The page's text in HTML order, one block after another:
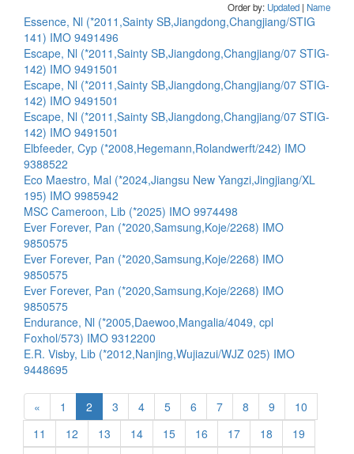
Order by: Updated | Name
Essence, Nl (*2011,Sainty SB,Jiangdong,Changjiang/STIG
141) IMO 9491496
Escape, Nl (*2011,Sainty SB,Jiangdong,Changjiang/07 STIG-
142) IMO 9491501
Escape, Nl (*2011,Sainty SB,Jiangdong,Changjiang/07 STIG-
142) IMO 9491501
Escape, Nl (*2011,Sainty SB,Jiangdong,Changjiang/07 STIG-
142) IMO 9491501
Elbfeeder, Cyp (*2008,Hegemann,Rolandwerft/242) IMO
9388522
Eco Maestro, Mal (*2024,Jiangsu New Yangzi,Jingjiang/XL
195) IMO 9985942
MSC Cameroon, Lib (*2025) IMO 9974498
Ever Forever, Pan (*2020,Samsung,Koje/2268) IMO
9850575
Ever Forever, Pan (*2020,Samsung,Koje/2268) IMO
9850575
Ever Forever, Pan (*2020,Samsung,Koje/2268) IMO
9850575
Endurance, Nl (*2005,Daewoo,Mangalia/4049, cpl
Foxhol/573) IMO 9312200
E.R. Visby, Lib (*2012,Nanjing,Wujiazui/WJZ 025) IMO
9448695
« 1 2 3 4 5 6 7 8 9
10
11
12 13 14 15 16 17 18
19